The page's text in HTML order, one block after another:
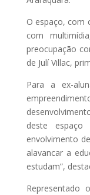
O espaço, com
com
preocupação
de Julí Villac,
Para a ex-
deste
envolvimento
alavancar a
estudam”,
Representado